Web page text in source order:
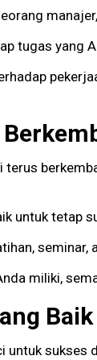
tugas yang
terus
untuk tetap
miliki,
untuk